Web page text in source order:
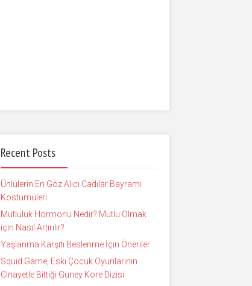
Recent Posts
Ünlülerin En Göz Alıcı Cadılar Bayramı
Kostümüleri
Mutluluk Hormonu Nedir? Mutlu Olmak
için Nasıl Artırılır?
Yaşlanma Karşıtı Beslenme İçin Öneriler
Squid Game, Eski Çocuk Oyunlarının
Cinayetle Bittiği Güney Kore Dizisi